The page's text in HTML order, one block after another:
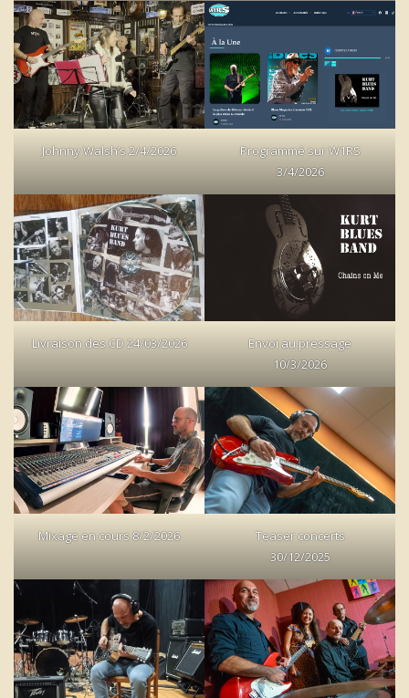
Johnny Walsh’s 2/4/2026
Programmé sur W1RS
3/4/2026
Livraison des CD 24/03/2026
Envoi au pressage
10/3/2026
Mixage en cours 8/2/2026
Teaser concerts
30/12/2025